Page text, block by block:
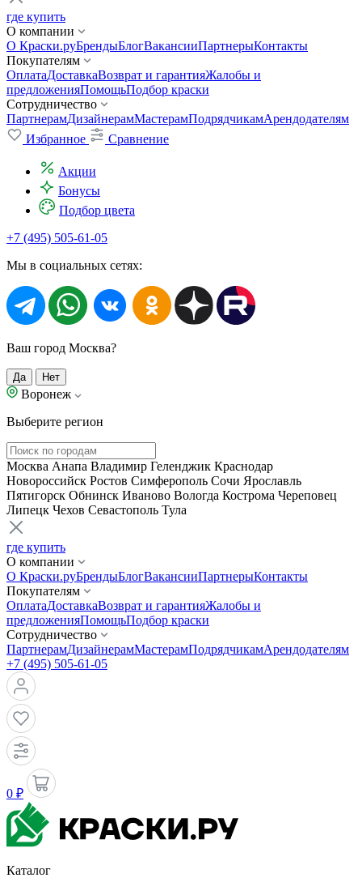
где купить
О компании
О Краски.руБрендыБлогВакансииПартнерыКонтакты
Покупателям
ОплатаДоставкаВозврат и гарантияЖалобы и
предложенияПомощьПодбор краски
Сотрудничество
ПартнерамДизайнерамМастерамПодрядчикамАрендодателям
Избранное
Сравнение
Акции
Бонусы
Подбор цвета
+7 (495) 505-61-05
Мы в социальных сетях:
Ваш город Москва?
Да Нет
Воронеж
Выберите регион
Москва Анапа Владимир Геленджик Краснодар
Новороссийск Ростов Симферополь Сочи Ярославль
Пятигорск Обнинск Иваново Вологда Кострома Череповец
Липецк Чехов Севастополь Тула
где купить
О компании
О Краски.руБрендыБлогВакансииПартнерыКонтакты
Покупателям
ОплатаДоставкаВозврат и гарантияЖалобы и
предложенияПомощьПодбор краски
Сотрудничество
ПартнерамДизайнерамМастерамПодрядчикамАрендодателям
+7 (495) 505-61-05
0 ₽
Каталог